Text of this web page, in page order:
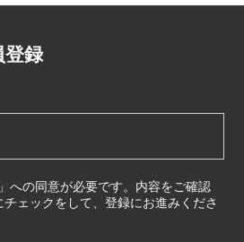
登録
」への同意が必要です。内容をご確認
ェックをして、登録にお進みくださ